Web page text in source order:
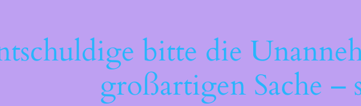
bitte die
großartigen Sache –